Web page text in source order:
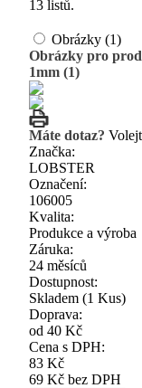
13 listů.
Obrázky (1)
Obrázky pro
1mm (1)
Máte dotaz?
Značka:
LOBSTER
Označení:
106005
Kvalita:
Produkce a výroba
Záruka:
24 měsíců
Dostupnost:
Skladem (1 Kus)
Doprava:
od 40 Kč
Cena s DPH:
83 Kč
69 Kč bez DPH